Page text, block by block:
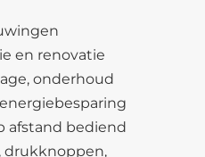
en renovatie
onderhoud
afstand bediend
drukknoppen,